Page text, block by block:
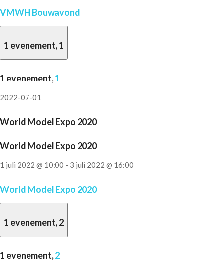
VMWH Bouwavond
1 evenement,1
1 evenement,1
2022-07-01
World Model Expo 2020
World Model Expo 2020
1 juli 2022 @ 10:00 - 3 juli 2022 @ 16:00
World Model Expo 2020
1 evenement,2
1 evenement,2